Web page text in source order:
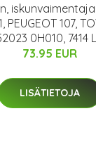
PEUGEOT 107,
0H010, 7414
73.95 EUR
LISÄTIETOJA